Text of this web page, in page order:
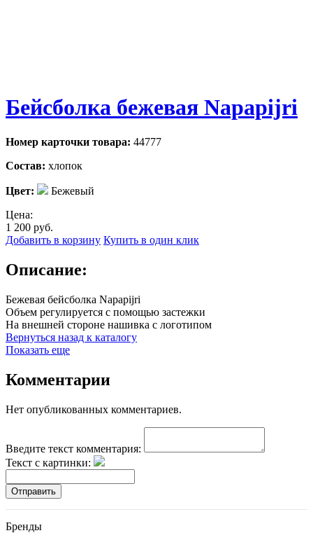
Бейсболка бежевая Napapijri
Номер карточки товара: 44777
Состав: хлопок
Цвет:
Бежевый
Цена:
1 200 руб.
Добавить в корзину Купить в один клик
Описание:
Бежевая бейсболка Napapijri
Объем регулируется с помощью застежки
На внешней стороне нашивка с логотипом
Вернуться назад к каталогу
Показать еще
Комментарии
Нет опубликованных комментариев.
Введите текст комментария:
Текст с картинки:
Отправить
Бренды